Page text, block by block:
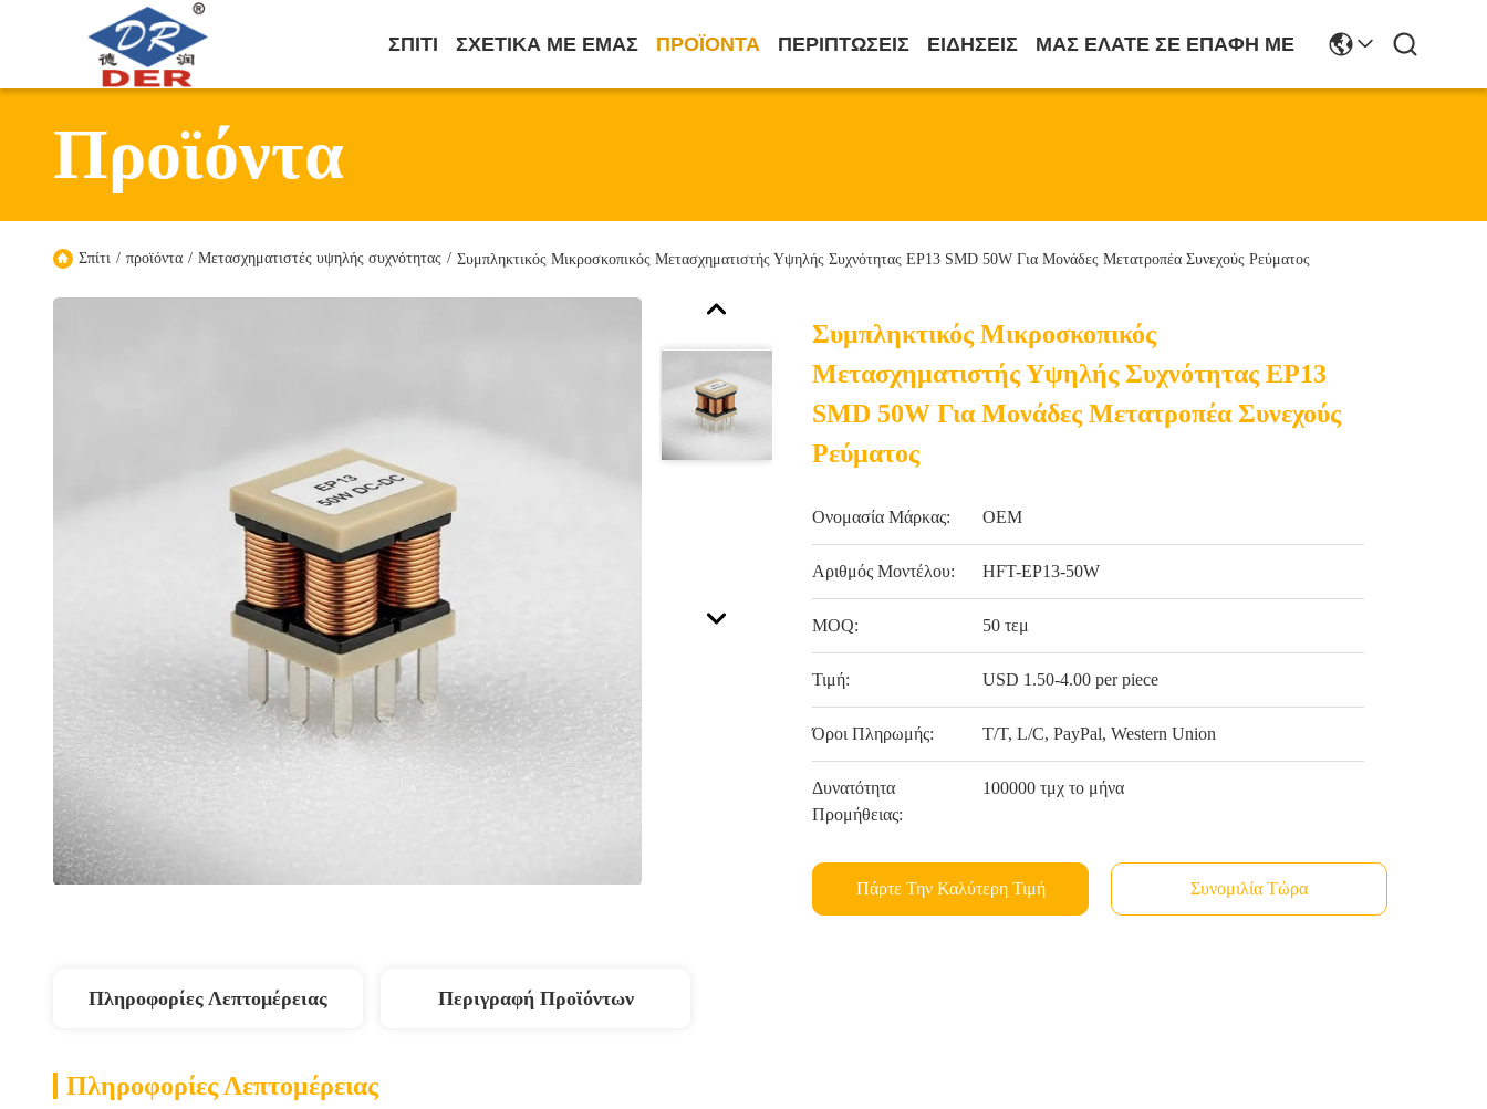
ΣΠΊΤΙ ΣΧΕΤΙΚΆ ΜΕ ΕΜΆΣ ΠΡΟΪΌΝΤΑ ΠΕΡΙΠΤΏΣΕΙΣ ΕΙΔΉΣΕΙΣ ΜΑΣ ΕΛΆΤΕ ΣΕ ΕΠΑΦΉ ΜΕ
Προϊόντα
Σπίτι / προϊόντα / Μετασχηματιστές υψηλής συχνότητας / Συμπληκτικός Μικροσκοπικός Μετασχηματιστής Υψηλής Συχνότητας EP13 SMD 50W Για Μονάδες Μετατροπέα Συνεχούς Ρεύματος
Συμπληκτικός Μικροσκοπικός
Μετασχηματιστής Υψηλής Συχνότητας EP13
SMD 50W Για Μονάδες Μετατροπέα Συνεχούς
Ρεύματος
Ονομασία Μάρκας: OEM
Αριθμός Μοντέλου: HFT-EP13-50W
MOQ: 50 τεμ
Τιμή: USD 1.50-4.00 per piece
Όροι Πληρωμής: T/T, L/C, PayPal, Western Union
Δυνατότητα
Προμήθειας:
100000 τμχ το μήνα
Πάρτε Την Καλύτερη Τιμή Συνομιλία Τώρα
Πληροφορίες Λεπτομέρειας Περιγραφή Προϊόντων
Πληροφορίες Λεπτομέρειας